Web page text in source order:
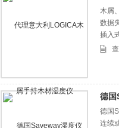
木屑
数据
插入
总部
德国
德国
连续